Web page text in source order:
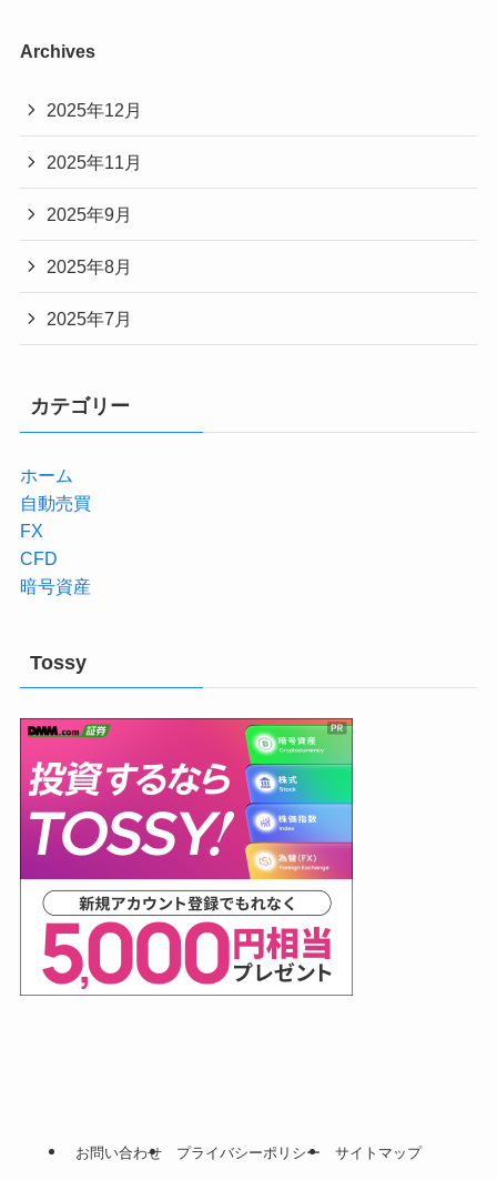
Archives
2025年12月
2025年11月
2025年9月
2025年8月
2025年7月
カテゴリー
ホーム
自動売買
FX
CFD
暗号資産
Tossy
お問い合わせ プライバシーポリシー サイトマップ